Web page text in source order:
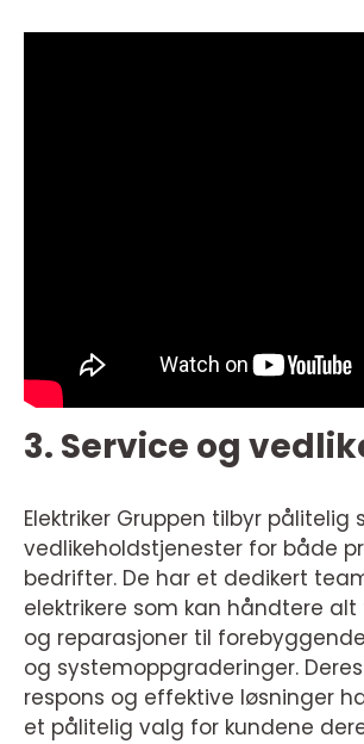
3. Service og
Elektriker Gruppen tilbyr pålitelig
vedlikeholdstjenester for både
bedrifter. De har et dedikert
elektrikere som kan håndtere
og reparasjoner til
og systemoppgraderinger.
respons og effektive løsninger
et pålitelig valg for kundene